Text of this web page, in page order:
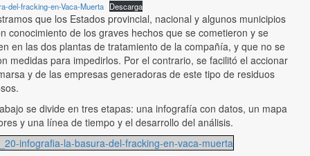
del-fracking-en-Vaca-Muerta Descarga
que los Estados provincial, nacional y algunos municipios
conocimiento de los graves hechos que se cometieron y se
en las dos plantas de tratamiento de la compañía, y que no se
medidas para impedirlos. Por el contrario, se facilitó el accionar
y de las empresas generadoras de este tipo de residuos
se divide en tres etapas: una infografía con datos, un mapa
y una línea de tiempo y el desarrollo del análisis.
infografia-la-basura-del-fracking-en-vaca-muerta